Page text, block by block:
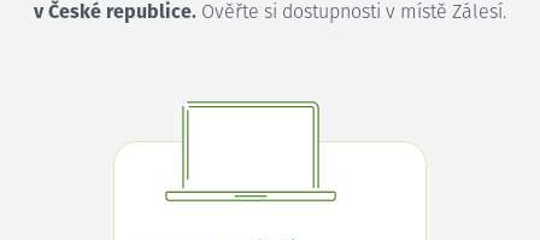
v České republice. Ověřte si dostupnosti v místě Zálesí.